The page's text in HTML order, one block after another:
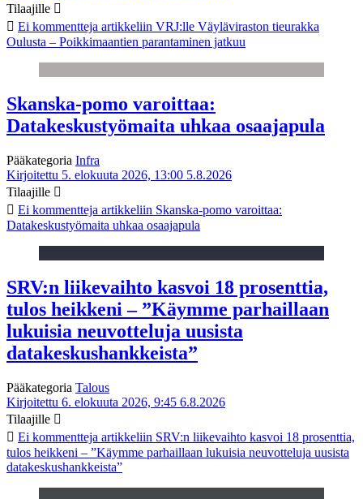
Tilaajille
Ei kommentteja artikkeliin VRJ:lle Väyläviraston tieurakka
Oulusta – Poikkimaantien parantaminen jatkuu
Skanska-pomo varoittaa:
Datakeskustyömaita uhkaa osaajapula
Pääkategoria Infra
Kirjoitettu 5. elokuuta 2026, 13:00 5.8.2026
Tilaajille
Ei kommentteja artikkeliin Skanska-pomo varoittaa:
Datakeskustyömaita uhkaa osaajapula
SRV:n liikevaihto kasvoi 18 prosenttia,
tulos heikkeni – ”Käymme parhaillaan
lukuisia neuvotteluja uusista
datakeskushankkeista”
Pääkategoria Talous
Kirjoitettu 6. elokuuta 2026, 9:45 6.8.2026
Tilaajille
Ei kommentteja artikkeliin SRV:n liikevaihto kasvoi 18 prosenttia,
tulos heikkeni – ”Käymme parhaillaan lukuisia neuvotteluja uusista
datakeskushankkeista”